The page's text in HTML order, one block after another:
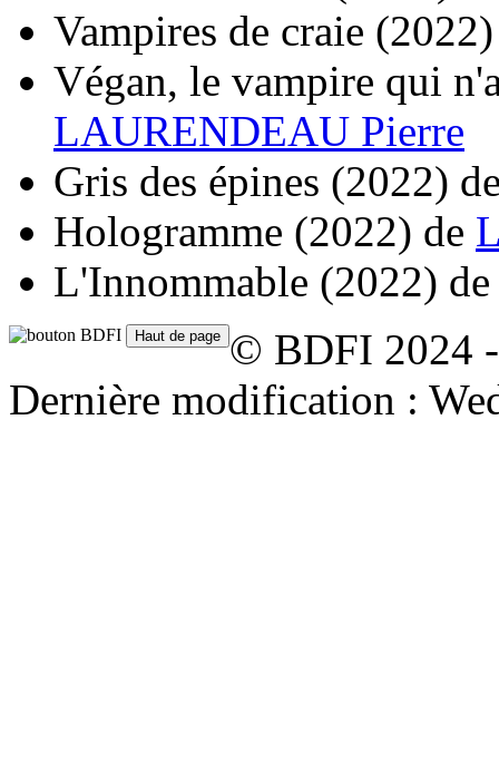
Vampires de craie (2022)
Végan, le vampire qui
LAURENDEAU Pierre
Gris des épines (2022)
Hologramme (2022) de
L'Innommable (2022)
© BDFI 2024
Dernière modification :